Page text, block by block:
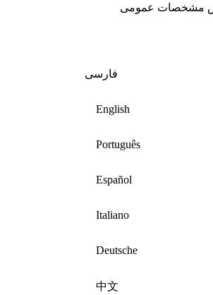
مشخصات عمومی
فارسی
English
Português
Español
Italiano
Deutsche
中文